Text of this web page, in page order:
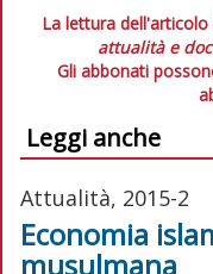
La lettura
attualità e
Gli abbonati
Leggi anche
Attualità, 2015-2
Economia
musulmana